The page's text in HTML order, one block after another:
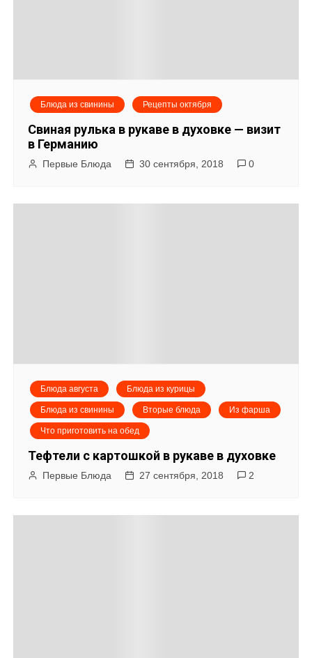
Блюда из свинины Рецепты октября
Свиная рулька в рукаве в духовке — визит
в Германию
Первые Блюда 30 сентября, 2018 0
Блюда августа Блюда из курицы
Блюда из свинины Вторые блюда Из фарша
Что приготовить на обед
Тефтели с картошкой в рукаве в духовке
Первые Блюда 27 сентября, 2018 2